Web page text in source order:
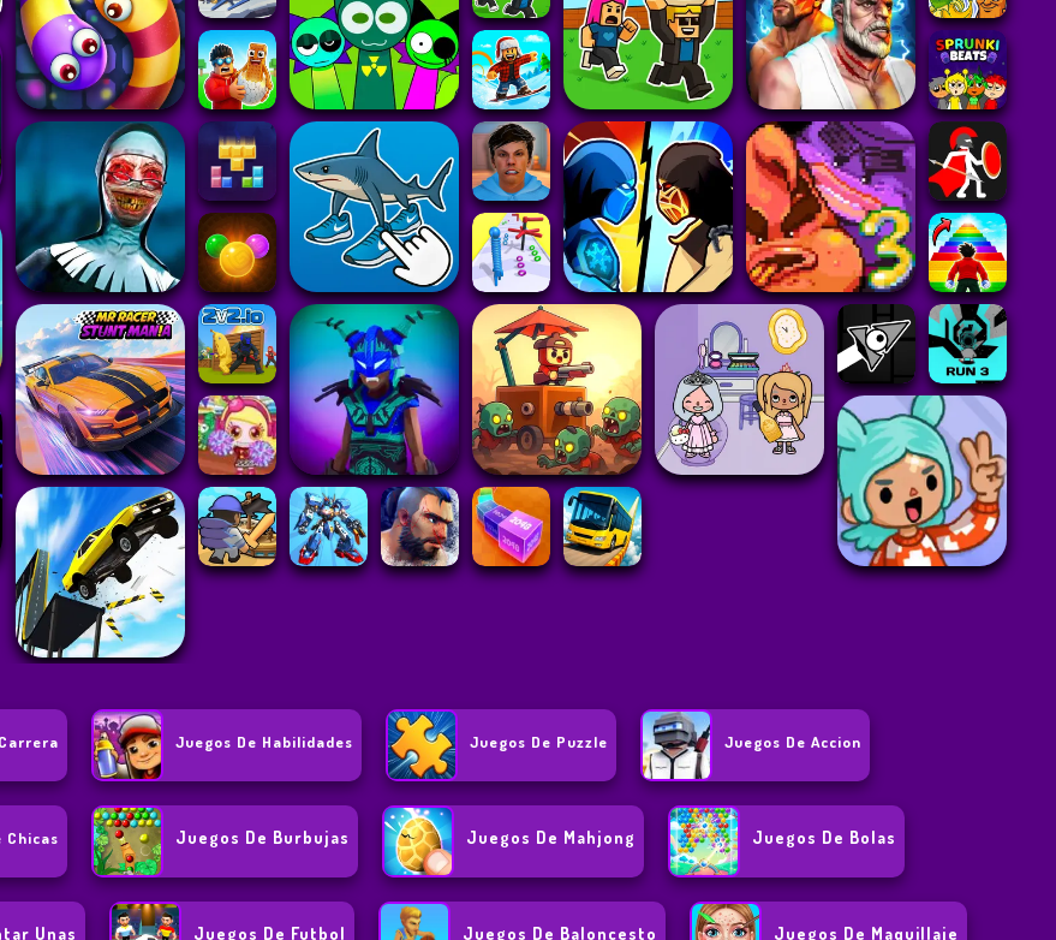
Juegos De Habilidades Juegos De Puzzle Juegos De Accion
Chicas Juegos De Burbujas Juegos De Mahjong Juegos De Bolas
Unas Juegos De Futbol Juegos De Baloncesto Juegos De Maquillaje